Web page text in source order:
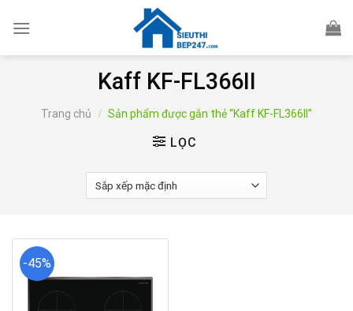
Kaff KF-FL366II
Trang chủ / Sản phẩm được gắn thẻ “Kaff KF-FL366II”
LỌC
-45%